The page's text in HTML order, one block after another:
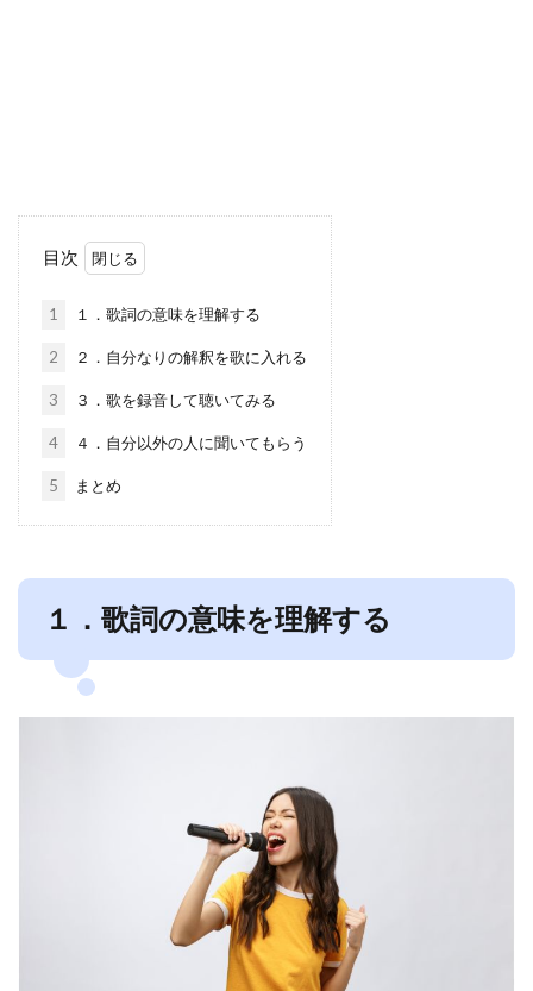
目次
1 １．歌詞の意味を理解する
2 ２．自分なりの解釈を歌に入れる
3 ３．歌を録音して聴いてみる
4 ４．自分以外の人に聞いてもらう
5 まとめ
１．歌詞の意味を理解する